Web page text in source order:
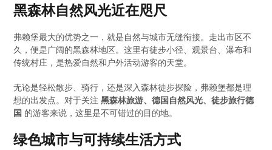
黑森林自然风光近在咫尺
弗赖堡最大的优势之一，就是自然与城市无缝衔接。走出市区不
久，便是广阔的黑森林地区。这里有徒步小径、观景台、瀑布和
传统村庄，是热爱自然和户外活动游客的天堂。
无论是轻松散步、骑行，还是深入森林徒步探险，弗赖堡都是理
想的出发点。对于关注黑森林旅游、德国自然风光、徒步旅行德
国 的游客来说，这里是不可错过的目的地。
绿色城市与可持续生活方式